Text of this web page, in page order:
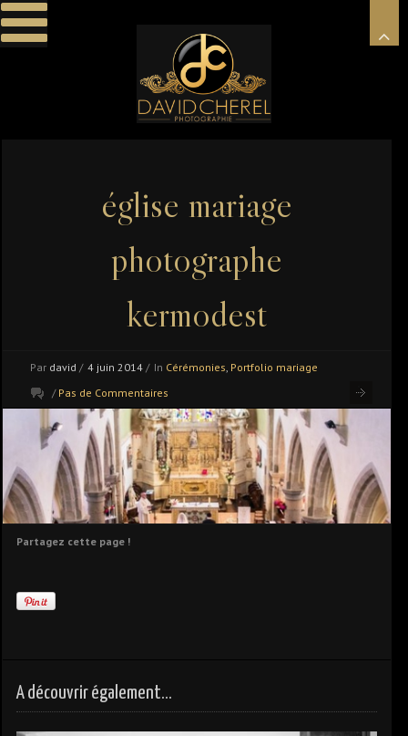
église mariage
photographe
kermodest
Par david / 4 juin 2014 / In Cérémonies, Portfolio mariage
/ Pas de Commentaires
Partagez cette page !
A découvrir également...